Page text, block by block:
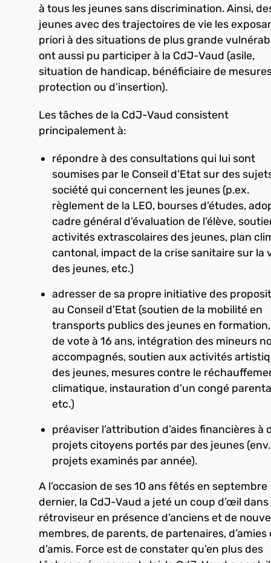
à tous les jeunes sans discrimination. Ainsi,
jeunes avec des trajectoires de vie les
priori à des situations de plus grande
ont aussi pu participer à la CdJ-Vaud (asile,
situation de handicap, bénéficiaire de
protection ou d’insertion).
Les tâches de la CdJ-Vaud consistent
principalement à:
répondre à des consultations qui lui sont
soumises par le Conseil d’Etat sur des
société qui concernent les jeunes (p.ex.
règlement de la LEO, bourses d’études,
cadre général d’évaluation de l’élève,
activités extrascolaires des jeunes, plan
cantonal, impact de la crise sanitaire sur la
des jeunes, etc.)
adresser de sa propre initiative des
au Conseil d’Etat (soutien de la mobilité en
transports publics des jeunes en
de vote à 16 ans, intégration des mineurs
accompagnés, soutien aux activités
des jeunes, mesures contre le
climatique, instauration d’un congé
etc.)
préaviser l’attribution d’aides financières à
projets citoyens portés par des jeunes
projets examinés par année).
A l’occasion de ses 10 ans fêtés en septembre
dernier, la CdJ-Vaud a jeté un coup d’œil dans
rétroviseur en présence d’anciens et de
membres, de parents, de partenaires, d’amies
d’amis. Force est de constater qu’en plus des